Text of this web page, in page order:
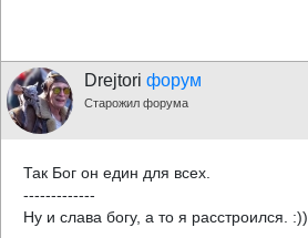
Drejtori форум
Старожил форума
Так Бог он един для всех.
-------------
Ну и слава богу, а то я расстроился. :))